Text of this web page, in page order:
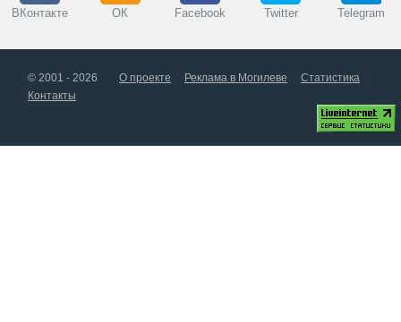
ВКонтакте ОК Facebook Twitter Telegram
© 2001 - 2026 О проекте Реклама в Могилеве
Статистика
Контакты